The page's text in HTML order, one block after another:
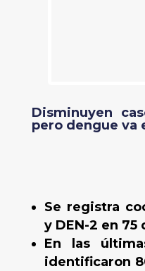
Disminuyen
pero dengue va
Se registra
y DEN-2 en
En las
identificaron